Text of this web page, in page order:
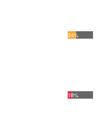
34%
18%